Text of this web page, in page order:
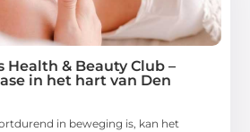
Health & Beauty Club –
in het hart van Den
in beweging is, kan het